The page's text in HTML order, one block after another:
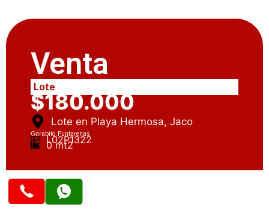
Venta
Lote
$180.000
Lote en Playa Hermosa, Jaco
Garabito, Puntarenas
L02P1322
0 mt2